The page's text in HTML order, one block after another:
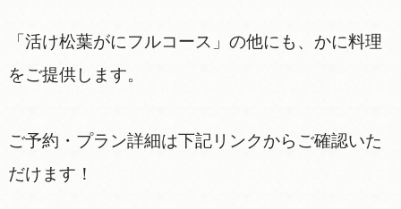
「活け松葉がにフルコース」の他にも、かに料理
をご提供します。
ご予約・プラン詳細は下記リンクからご確認いた
だけます！